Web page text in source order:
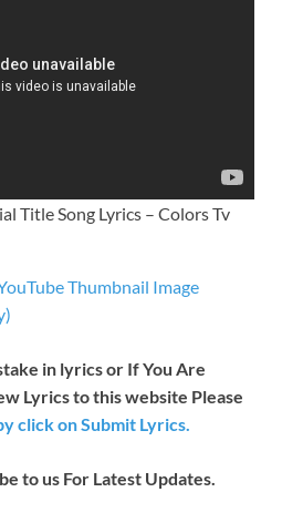
Title Song Lyrics – Colors Tv
Thumbnail Image
in lyrics or If You Are
Lyrics to this website Please
click on Submit Lyrics.
to us For Latest Updates.